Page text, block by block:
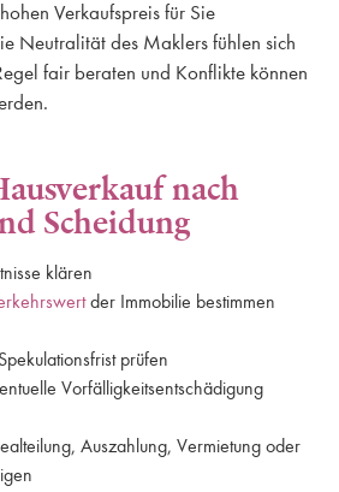
Verkaufspreis für Sie
Neutralität des Maklers fühlen sich
fair beraten und Konflikte können
nach
Scheidung
klären
der Immobilie bestimmen
prüfen
Vorfälligkeitsentschädigung
Auszahlung, Vermietung oder